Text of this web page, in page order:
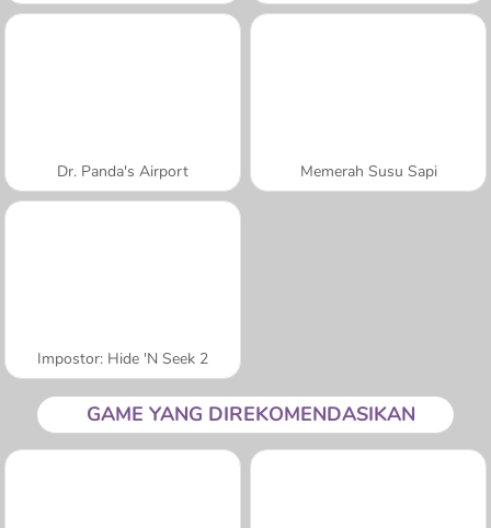
Dr. Panda's Airport Memerah Susu Sapi
Impostor: Hide 'N Seek 2
GAME YANG DIREKOMENDASIKAN